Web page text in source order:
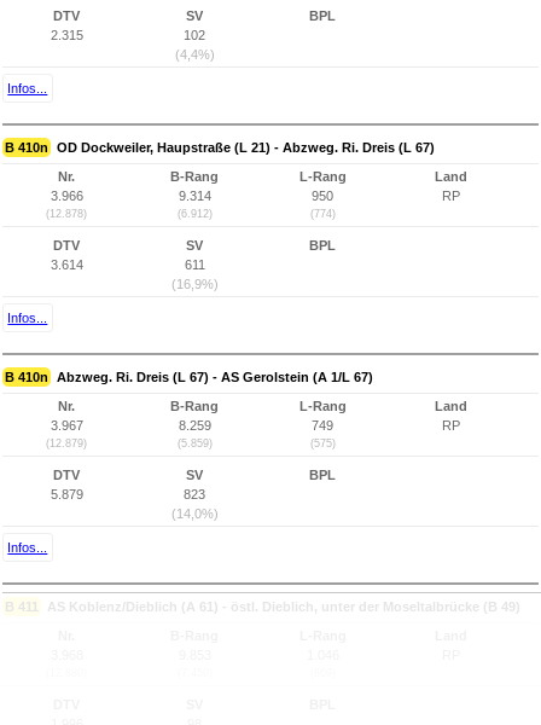
DTV
2.315
SV
102
(4,4%)
BPL
Infos...
B 410n OD Dockweiler, Haupstraße (L 21) - Abzweg. Ri. Dreis (L 67)
Nr.
3.966
(12.878)
B-Rang
9.314
(6.912)
L-Rang
950
(774)
Land
RP
DTV
3.614
SV
611
(16,9%)
BPL
Infos...
B 410n Abzweg. Ri. Dreis (L 67) - AS Gerolstein (A 1/L 67)
Nr.
3.967
(12.879)
B-Rang
8.259
(5.859)
L-Rang
749
(575)
Land
RP
DTV
5.879
SV
823
(14,0%)
BPL
Infos...
B 411 AS Koblenz/Dieblich (A 61) - östl. Dieblich, unter der Moseltalbrücke (B 49)